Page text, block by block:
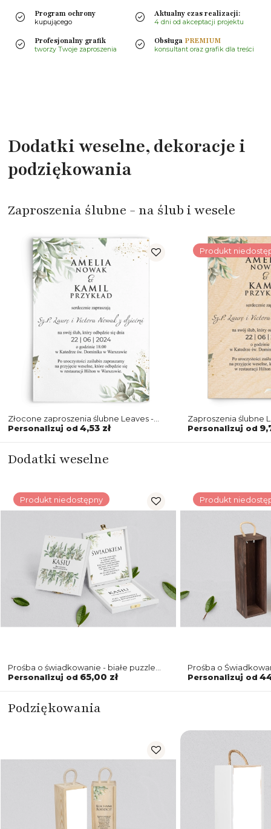
Program ochrony
kupującego
Aktualny czas realizacji:
4 dni od akceptacji projektu
Profesjonalny grafik
tworzy Twoje zaproszenia
Obsługa PREMIUM
konsultant oraz grafik dla treści
Dodatki weselne, dekoracje i
podziękowania
Zaproszenia ślubne - na ślub i wesele
Złocone zaproszenia ślubne Leaves -
Motyw 1
Personalizuj od 4,53 zł
Produkt
Zaproszenia ślubne
Motyw 1
Personalizuj od
Dodatki weselne
Produkt niedostępny
Prośba o świadkowanie - białe puzzle
Leaves Motyw 1
Personalizuj od 65,00 zł
Produkt
Prośba o
Leaves Motyw 1
Personalizuj od
Podziękowania